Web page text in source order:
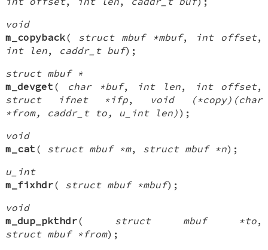
void
m_copyback( struct mbuf *mbuf, int offset,
int len, caddr_t buf);
struct mbuf *
m_devget ( char *buf, int len, int offset,
struct ifnet *ifp, void (*copy)(char
*from, caddr_t to, u_int len) );
void
m_cat ( struct mbuf *m, struct mbuf *n);
u_int
m_fixhdr( struct mbuf *mbuf);
void
m_dup_pkthdr( struct mbuf *to,
struct mbuf *from);